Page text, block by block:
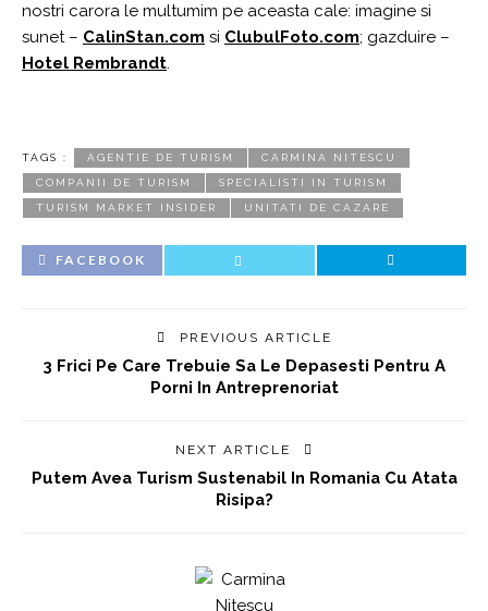
nostri carora le multumim pe aceasta cale: imagine si
sunet – CalinStan.com si ClubulFoto.com; gazduire –
Hotel Rembrandt.
TAGS : AGENTIE DE TURISM CARMINA NITESCU
COMPANII DE TURISM SPECIALISTI IN TURISM
TURISM MARKET INSIDER UNITATI DE CAZARE
FACEBOOK
PREVIOUS ARTICLE
3 Frici Pe Care Trebuie Sa Le Depasesti Pentru A
Porni In Antreprenoriat
NEXT ARTICLE
Putem Avea Turism Sustenabil In Romania Cu Atata
Risipa?